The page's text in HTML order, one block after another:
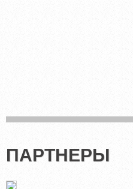
ПАРТНЕРЫ